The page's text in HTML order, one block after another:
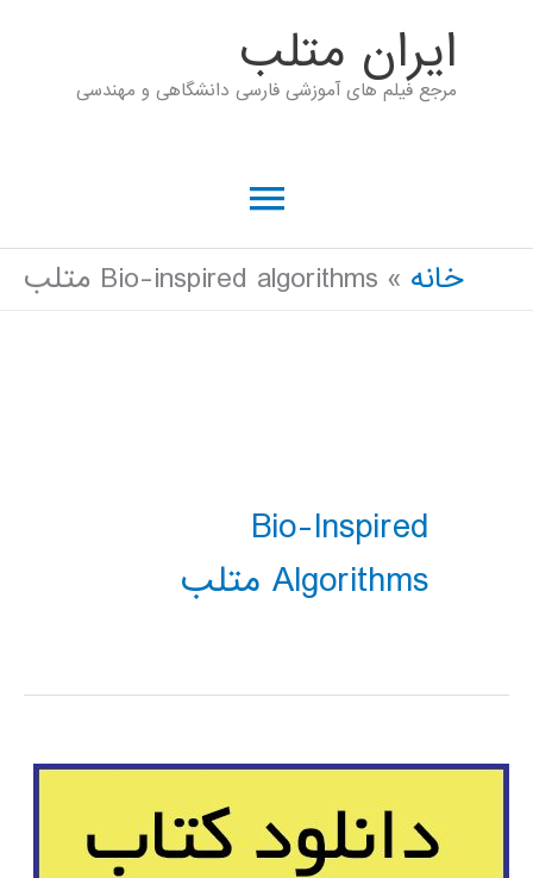
ايران متلب
مرجع فیلم های آموزشی فارسی دانشگاهی و مهندسی
فهرست
اصلی
خانه Bio-inspired algorithms متلب
Bio-Inspired
Algorithms متلب